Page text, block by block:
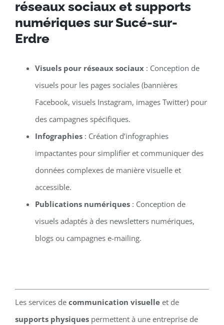
réseaux sociaux et supports
numériques sur Sucé-sur-
Erdre
Visuels pour réseaux sociaux: Conception de
visuels pour les pages sociales (bannières
Facebook, visuels Instagram, images Twitter) pour
des campagnes spécifiques.
Infographies: Création d’infographies
impactantes pour simplifier et communiquer des
données complexes de manière visuelle et
accessible.
Publications numériques: Conception de
visuels adaptés à des newsletters numériques,
blogs ou campagnes e-mailing.
Les services de communication visuelleet de
supports physiquespermettent à une entreprise de